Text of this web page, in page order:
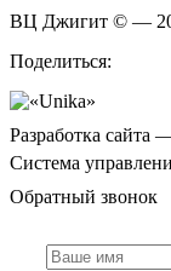
ВЦ Джигит © —
Поделиться:
Разработка сайта
Система
Обратный звонок